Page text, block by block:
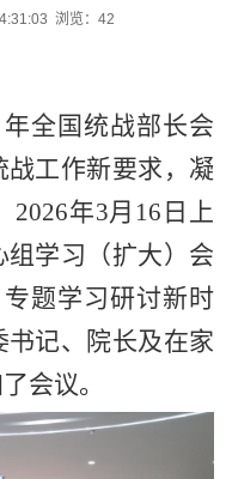
浏览： 42
全国统战部长会
工作新要求，凝
2026年3月16日上
学习（扩大）会
题学习研讨新时
记、院长及在家
会议。